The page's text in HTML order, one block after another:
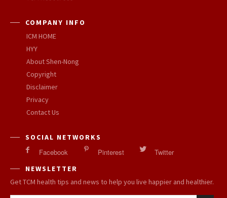
COMPANY INFO
ICM HOME
HYY
About Shen-Nong
Copyright
Disclaimer
Privacy
Contact Us
SOCIAL NETWORKS
Facebook Pinterest Twitter
NEWSLETTER
Get TCM health tips and news to help you live happier and healthier.